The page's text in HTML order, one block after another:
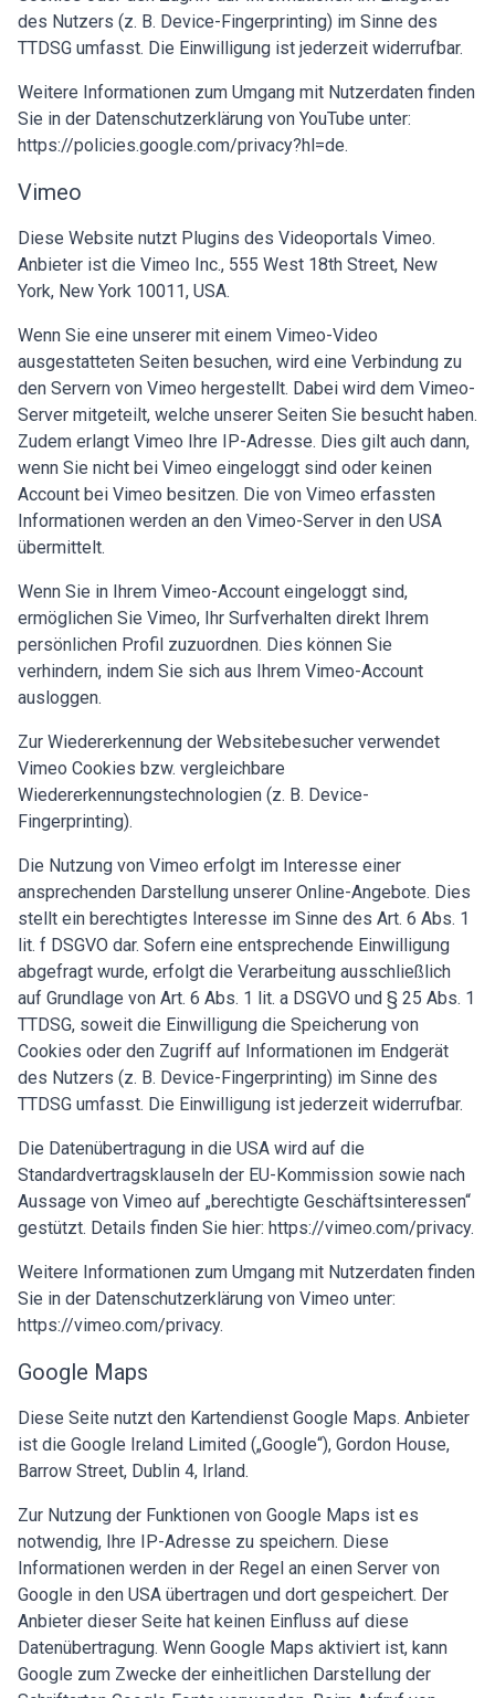
des Nutzers (z. B. Device-Fingerprinting) im Sinne des
TTDSG umfasst. Die Einwilligung ist jederzeit widerrufbar.
Weitere Informationen zum Umgang mit Nutzerdaten finden
Sie in der Datenschutzerklärung von YouTube unter:
https://policies.google.com/privacy?hl=de.
Vimeo
Diese Website nutzt Plugins des Videoportals Vimeo.
Anbieter ist die Vimeo Inc., 555 West 18th Street, New
York, New York 10011, USA.
Wenn Sie eine unserer mit einem Vimeo-Video
ausgestatteten Seiten besuchen, wird eine Verbindung zu
den Servern von Vimeo hergestellt. Dabei wird dem Vimeo-
Server mitgeteilt, welche unserer Seiten Sie besucht haben.
Zudem erlangt Vimeo Ihre IP-Adresse. Dies gilt auch dann,
wenn Sie nicht bei Vimeo eingeloggt sind oder keinen
Account bei Vimeo besitzen. Die von Vimeo erfassten
Informationen werden an den Vimeo-Server in den USA
übermittelt.
Wenn Sie in Ihrem Vimeo-Account eingeloggt sind,
ermöglichen Sie Vimeo, Ihr Surfverhalten direkt Ihrem
persönlichen Profil zuzuordnen. Dies können Sie
verhindern, indem Sie sich aus Ihrem Vimeo-Account
ausloggen.
Zur Wiedererkennung der Websitebesucher verwendet
Vimeo Cookies bzw. vergleichbare
Wiedererkennungstechnologien (z. B. Device-
Fingerprinting).
Die Nutzung von Vimeo erfolgt im Interesse einer
ansprechenden Darstellung unserer Online-Angebote. Dies
stellt ein berechtigtes Interesse im Sinne des Art. 6 Abs. 1
lit. f DSGVO dar. Sofern eine entsprechende Einwilligung
abgefragt wurde, erfolgt die Verarbeitung ausschließlich
auf Grundlage von Art. 6 Abs. 1 lit. a DSGVO und § 25 Abs. 1
TTDSG, soweit die Einwilligung die Speicherung von
Cookies oder den Zugriff auf Informationen im Endgerät
des Nutzers (z. B. Device-Fingerprinting) im Sinne des
TTDSG umfasst. Die Einwilligung ist jederzeit widerrufbar.
Die Datenübertragung in die USA wird auf die
Standardvertragsklauseln der EU-Kommission sowie nach
Aussage von Vimeo auf „berechtigte Geschäftsinteressen“
gestützt. Details finden Sie hier: https://vimeo.com/privacy.
Weitere Informationen zum Umgang mit Nutzerdaten finden
Sie in der Datenschutzerklärung von Vimeo unter:
https://vimeo.com/privacy.
Google Maps
Diese Seite nutzt den Kartendienst Google Maps. Anbieter
ist die Google Ireland Limited („Google“), Gordon House,
Barrow Street, Dublin 4, Irland.
Zur Nutzung der Funktionen von Google Maps ist es
notwendig, Ihre IP-Adresse zu speichern. Diese
Informationen werden in der Regel an einen Server von
Google in den USA übertragen und dort gespeichert. Der
Anbieter dieser Seite hat keinen Einfluss auf diese
Datenübertragung. Wenn Google Maps aktiviert ist, kann
Google zum Zwecke der einheitlichen Darstellung der